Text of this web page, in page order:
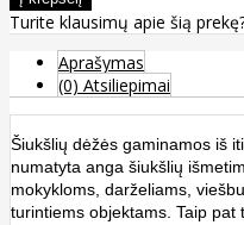
Turite klausimų apie šią
Aprašymas
(0) Atsiliepimai
Šiukšlių dėžės gaminamos iš
numatyta anga šiukšlių
mokykloms, darželiams,
turintiems objektams. Taip pat